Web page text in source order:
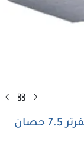
تكييف كاريير كونسيلد كلاسيك كول إنفرتر 7.5 حصان